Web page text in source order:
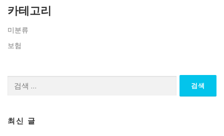
카테고리
미분류
보험
최신 글